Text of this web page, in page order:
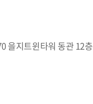
을지트윈타워 동관 12층